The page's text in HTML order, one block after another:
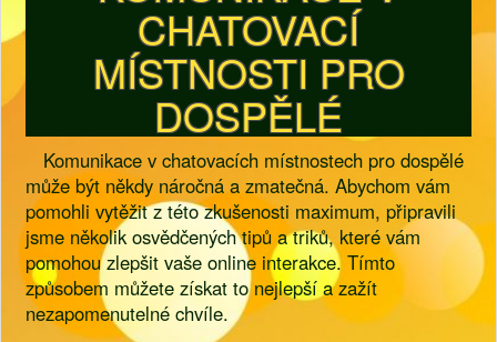
CHATOVACÍ
MÍSTNOSTI PRO
DOSPĚLÉ
Komunikace v chatovacích místnostech pro dospělé
může být někdy náročná a zmatečná. Abychom vám
pomohli vytěžit z této zkušenosti maximum, připravili
jsme několik osvědčených tipů a triků, které vám
pomohou zlepšit vaše online interakce. Tímto
způsobem můžete získat to nejlepší a zažít
nezapomenutelné chvíle.